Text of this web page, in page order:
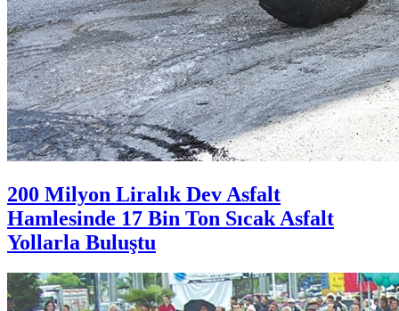
200 Milyon Liralık Dev Asfalt
Hamlesinde 17 Bin Ton Sıcak Asfalt
Yollarla Buluştu